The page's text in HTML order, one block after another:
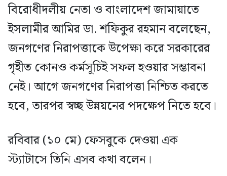
বিরোধীদলীয় নেতা ও বাংলাদেশ জামায়াতে
ইসলামীর আমির ডা. শফিকুর রহমান বলেছেন,
জনগণের নিরাপত্তাকে উপেক্ষা করে সরকারের
গৃহীত কোনও কর্মসূচিই সফল হওয়ার সম্ভাবনা
নেই। আগে জনগণের নিরাপত্তা নিশ্চিত করতে
হবে, তারপর স্বচ্ছ উন্নয়নের পদক্ষেপ নিতে হবে।
রবিবার (১০ মে) ফেসবুকে দেওয়া এক
স্ট্যাটাসে তিনি এসব কথা বলেন।